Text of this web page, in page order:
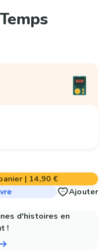
| 14,90 €
Ajouter
d'histoires en
!